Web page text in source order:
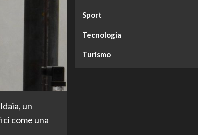
un
come una
Sport
Tecnologia
Turismo